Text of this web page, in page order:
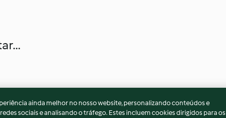
ainda melhor no nosso website, personalizando conteúdos e
sociais e analisando o tráfego. Estes incluem cookies dirigidos para os